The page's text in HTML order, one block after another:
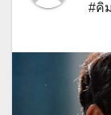
#คิ